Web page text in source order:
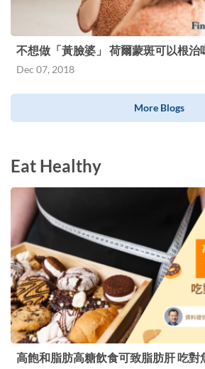
不想做「黃臉婆」 荷爾蒙斑可以根治
Dec 07, 2018
More Blogs
Eat Healthy
高飽和脂肪高糖飲食可致脂肪肝 吃對